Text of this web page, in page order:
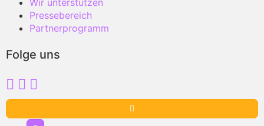
Wir unterstützen
Pressebereich
Partnerprogramm
Folge uns